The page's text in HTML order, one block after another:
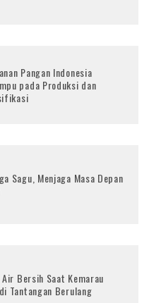
Pangan Indonesia
pada Produksi dan
Sagu, Menjaga Masa Depan
Bersih Saat Kemarau
Tantangan Berulang